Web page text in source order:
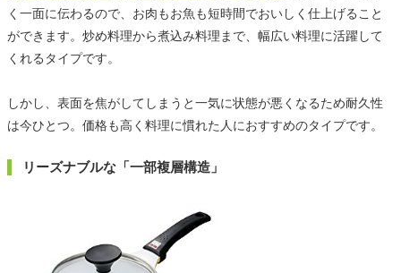
く一面に伝わるので、お肉もお魚も短時間でおいしく仕上げること
ができます。炒め料理から煮込み料理まで、幅広い料理に活躍して
くれるタイプです。
しかし、表面を焦がしてしまうと一気に状態が悪くなるため耐久性
は今ひとつ。価格も高く料理に慣れた人におすすめのタイプです。
リーズナブルな「一部複層構造」